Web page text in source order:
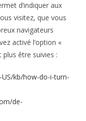
d’indiquer aux
visitez, que vous
navigateurs
activé l’option «
être suivies :
kb/how-do-i-turn-
de-